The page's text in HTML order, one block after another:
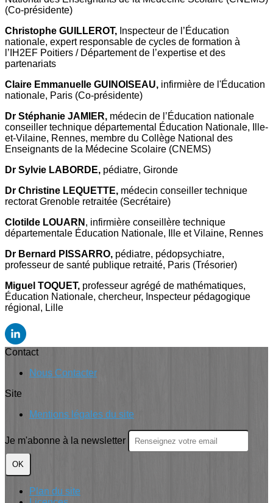
(Co-présidente)
Christophe GUILLEROT, Inspecteur de l’Éducation
nationale, expert responsable de cycles de formation à
l’IH2EF Poitiers / Département de l’expertise et des
partenariats
Claire Emmanuelle GUINOISEAU, infirmière de l'Éducation
nationale, Paris (Co-présidente)
Dr Stéphanie JAMIER, médecin de l’Éducation nationale
conseiller technique départemental Éducation Nationale, Ille-
et-Vilaine, Rennes, membre du Collège National des
Enseignants de la Médecine Scolaire (CNEMS)
Dr Sylvie LABORDE, pédiatre, Gironde
Dr Christine LEQUETTE, médecin conseiller technique
rectorat Grenoble retraitée (Secrétaire)
Clotilde LOUARN , infirmière conseillère technique
départementale Éducation Nationale, Ille et Vilaine, Rennes
Dr Bernard PISSARRO, pédiatre, pédopsychiatre,
professeur de santé publique retraité, Paris (Trésorier)
Miguel TOQUET, professeur agrégé de mathématiques,
Éducation Nationale, chercheur, Inspecteur pédagogique
régional, Lille
Contact
Nous Contacter
Site
Mentions légales du site
Je m'abonne à la newsletter
OK
Plan du site